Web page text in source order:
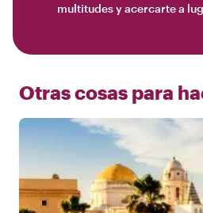
multitudes y acercarte a
Otras cosas para